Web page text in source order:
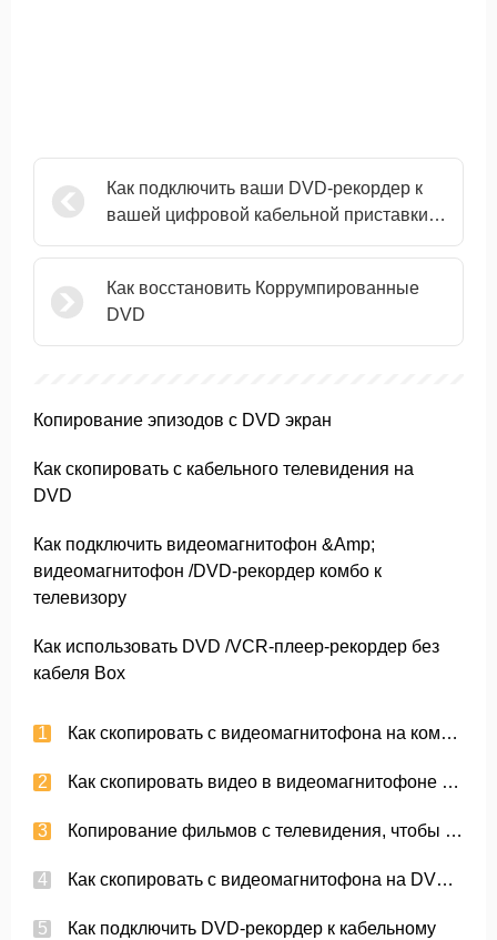
Как подключить ваши DVD-рекордер к
вашей цифровой кабельной приставки
для записи фильмов на кабель
Как восстановить Коррумпированные
DVD
Копирование эпизодов с DVD экран
Как скопировать с кабельного телевидения на
DVD
Как подключить видеомагнитофон &Amp;
видеомагнитофон /DVD-рекордер комбо к
телевизору
Как использовать DVD /VCR-плеер-рекордер без
кабеля Box
Как скопировать с видеомагнитофона на компакт-диск
Как скопировать видео в видеомагнитофоне на DVD Combo
Копирование фильмов с телевидения, чтобы DVD
Как скопировать с видеомагнитофона на DVD-рекордер
Как подключить DVD-рекордер к кабельному